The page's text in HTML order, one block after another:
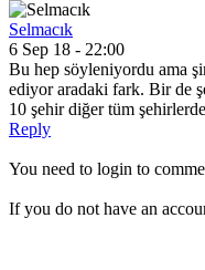
Selmacık
6 Sep 18 - 22:00
Bu hep söyleniyordu ama
ediyor aradaki fark. Bir de
10 şehir diğer tüm
Reply
You need to login to
If you do not have an